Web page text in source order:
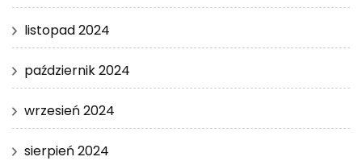
listopad 2024
październik 2024
wrzesień 2024
sierpień 2024